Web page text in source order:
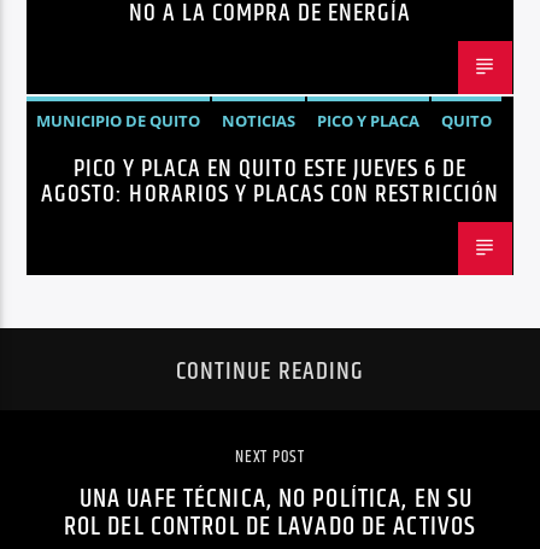
NO A LA COMPRA DE ENERGÍA
MUNICIPIO DE QUITO NOTICIAS PICO Y PLACA QUITO
PICO Y PLACA EN QUITO ESTE JUEVES 6 DE
AGOSTO: HORARIOS Y PLACAS CON RESTRICCIÓN
CONTINUE READING
NEXT POST
UNA UAFE TÉCNICA, NO POLÍTICA, EN SU
ROL DEL CONTROL DE LAVADO DE ACTIVOS